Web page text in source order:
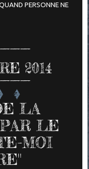
PERSONNE NE
2014
LA
LE
MOI